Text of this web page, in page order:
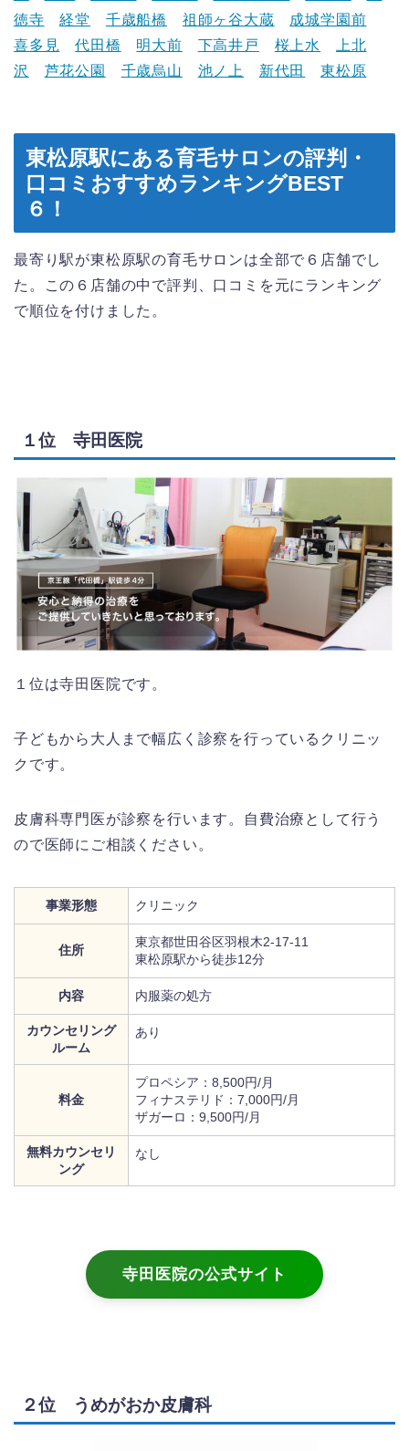
徳寺
経堂 千歳船橋 祖師ヶ谷大蔵
成城学園前
喜多見
代田橋 明大前 下高井戸 桜上水
上北
沢
芦花公園 千歳烏山 池ノ上 新代田 東松原
東松原駅にある育毛サロンの評判・
口コミおすすめランキングBEST
６！
最寄り駅が東松原駅の育毛サロンは全部で６店舗でし
た。この６店舗の中で評判、口コミを元にランキング
で順位を付けました。
１位 寺田医院
１位は寺田医院です。
子どもから大人まで幅広く診察を行っているクリニッ
クです。
皮膚科専門医が診察を行います。自費治療として行う
ので医師にご相談ください。
事業形態 クリニック
住所
東京都世田谷区羽根木2-17-11
東松原駅から徒歩12分
内容 内服薬の処方
カウンセリング
ルーム
あり
料金
プロペシア：8,500円/月
フィナステリド：7,000円/月
ザガーロ：9,500円/月
無料カウンセリ
ング
なし
寺田医院の公式サイト
２位 うめがおか皮膚科